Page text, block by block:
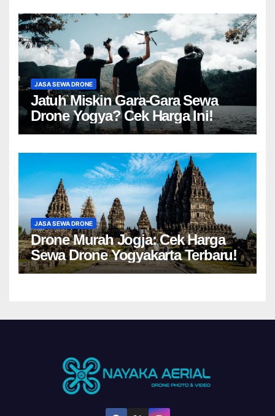
JASA SEWA DRONE
Jatuh Miskin Gara-Gara Sewa
Drone Yogya? Cek Harga Ini!
JASA SEWA DRONE
Drone Murah Jogja: Cek Harga
Sewa Drone Yogyakarta Terbaru!